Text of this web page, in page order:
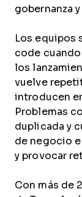
gobernanza
Los equipos
code
los
vuelve
introducen
Problemas
duplicada y
de negocio
y provocar
Con más de